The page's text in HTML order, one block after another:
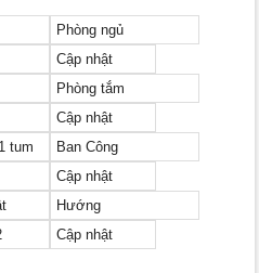
Phòng ngủ
Cập nhật
Phòng tắm
Cập nhật
tum
Ban Công
Cập nhật
Hướng
Cập nhật